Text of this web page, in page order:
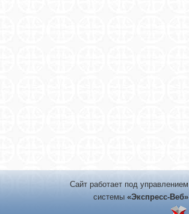
Сайт работает под управлением
системы «Экспресс-Веб»